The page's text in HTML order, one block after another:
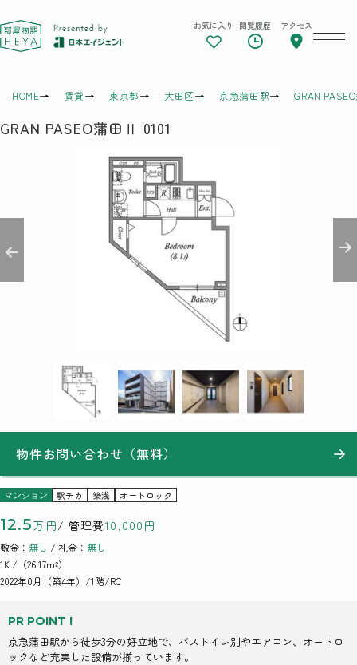
東京 部屋物語 お気に入り 閲覧履歴 アクセス
HOME 賃貸 東京都 大田区 京急蒲田駅 GRAN
GRAN PASEO蒲田Ⅱ 0101
PR POINT !
京急蒲田駅から徒歩3分の好立地で、バストイレ別やエアコン、オートロ
ックなど充実した設備が揃っています。
マンション 駅チカ 築浅 オートロック
12.5万円/ 管理費10,000円
敷金： 無し / 礼金： 無し
1K /（26.17m²）
2022年0月（築4年）/1階/RC
物件お問い合わせ（無料）